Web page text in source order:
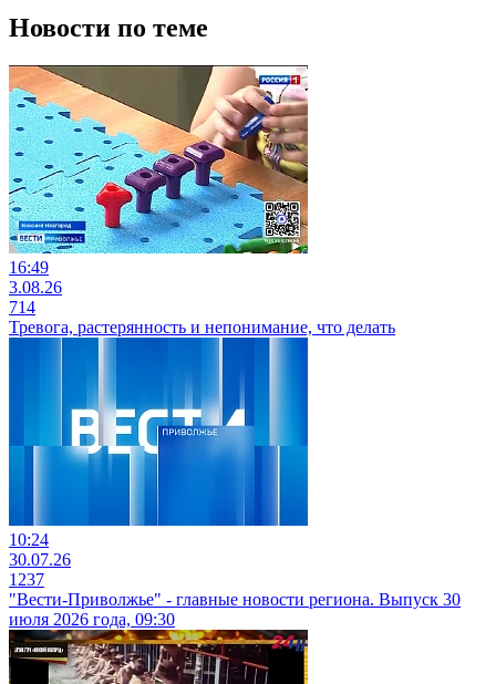
Новости по теме
16:49
3.08.26
714
Тревога, растерянность и непонимание, что делать
10:24
30.07.26
1237
"Вести-Приволжье" - главные новости региона. Выпуск 30
июля 2026 года, 09:30